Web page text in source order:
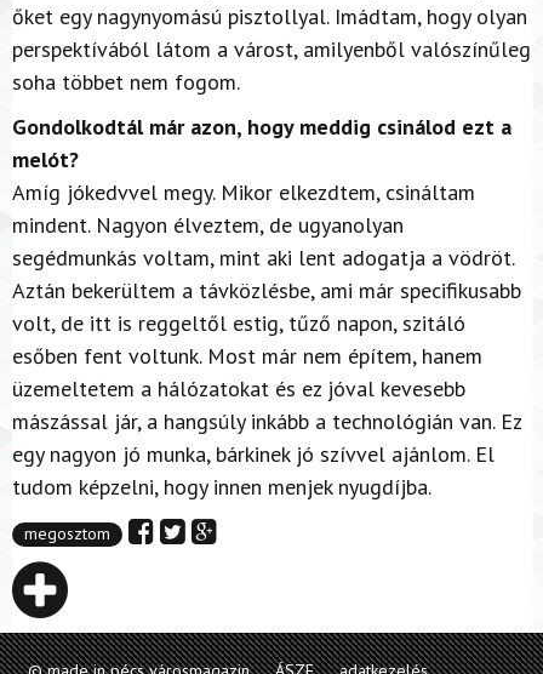
őket egy nagynyomású pisztollyal. Imádtam, hogy olyan
perspektívából látom a várost, amilyenből valószínűleg
soha többet nem fogom.
Gondolkodtál már azon, hogy meddig csinálod ezt a
melót?
Amíg jókedvvel megy. Mikor elkezdtem, csináltam
mindent. Nagyon élveztem, de ugyanolyan
segédmunkás voltam, mint aki lent adogatja a vödröt.
Aztán bekerültem a távközlésbe, ami már specifikusabb
volt, de itt is reggeltől estig, tűző napon, szitáló
esőben fent voltunk. Most már nem építem, hanem
üzemeltetem a hálózatokat és ez jóval kevesebb
mászással jár, a hangsúly inkább a technológián van. Ez
egy nagyon jó munka, bárkinek jó szívvel ajánlom. El
tudom képzelni, hogy innen menjek nyugdíjba.
megosztom